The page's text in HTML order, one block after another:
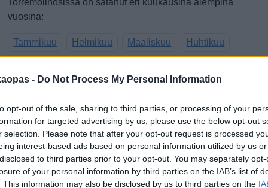
- Do Not Process My Personal Information
opt-out of the sale, sharing to third parties, or processing of your
for targeted advertising by us, please use the below opt-out
selection. Please note that after your opt-out request is processed
interest-based ads based on personal information utilized by us
to third parties prior to your opt-out. You may separately
of your personal information by third parties on the IAB’s list of
This information may also be disclosed by us to third parties on the
Torremolinosissa on satanut eri kuukausina aiempina
vuosina:
Tammikuu Helmikuu Maaliskuu Huhtikuu
Sateen todennäköisyys lähipäivinä (%),
ennuste